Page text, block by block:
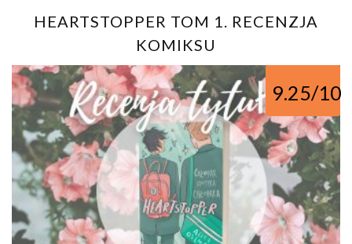
HEARTSTOPPER TOM 1. RECENZJA
KOMIKSU
9.25/10